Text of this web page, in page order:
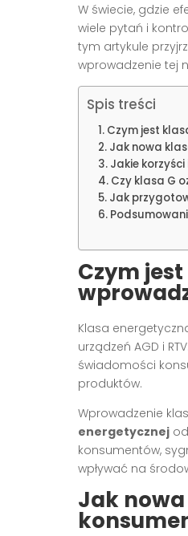
W świecie, gdzie
wiele pytań i
tym artykule
wprowadzenie tej
Spis treści
Czym jest
Jak nowa
Jakie
Czy klasa G
Jak
Czym
Klasa
urządzeń AGD i
świadomości
produktów.
Wprowadzenie
energetycznej
konsumentów,
wpływać na
Jak nowa